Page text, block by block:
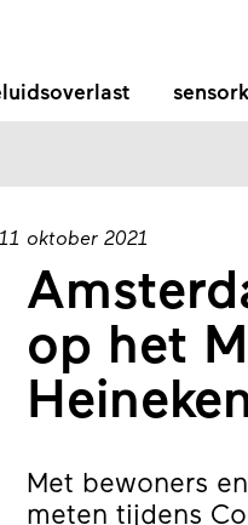
11 oktober 2021
op het
Met bewoners
meten tijdens